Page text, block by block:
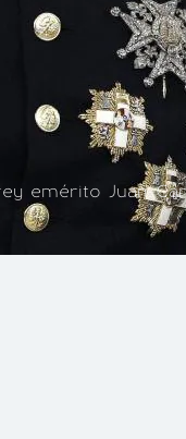
emérito Juan